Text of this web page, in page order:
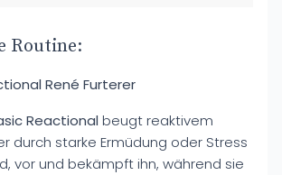
Routine:
René Furterer
Reactional beugt reaktivem
durch starke Ermüdung oder Stress
vor und bekämpft ihn, während sie